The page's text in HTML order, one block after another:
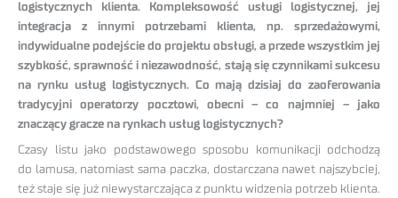
logistycznych klienta. Kompleksowość usługi logistycznej, jej
integracja z innymi potrzebami klienta, np. sprzedażowymi,
indywidualne podejście do projektu obsługi, a przede wszystkim jej
szybkość, sprawność i niezawodność, stają się czynnikami sukcesu
na rynku usług logistycznych. Co mają dzisiaj do zaoferowania
tradycyjni operatorzy pocztowi, obecni – co najmniej – jako
znaczący gracze na rynkach usług logistycznych?
Czasy listu jako podstawowego sposobu komunikacji odchodzą
do lamusa, natomiast sama paczka, dostarczana nawet najszybciej,
też staje się już niewystarczająca z punktu widzenia potrzeb klienta.